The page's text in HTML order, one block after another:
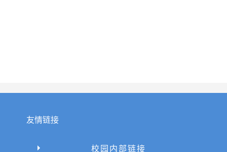
友情链接
校园内部链接